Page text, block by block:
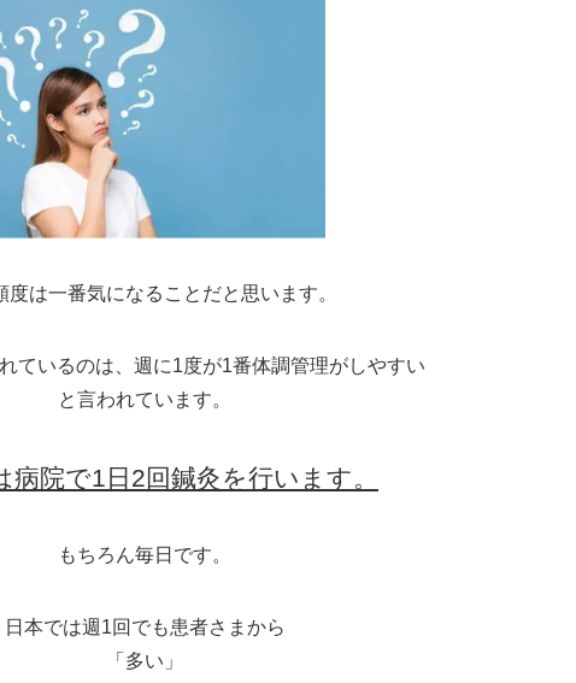
度は一番気になることだと思います。
ているのは、週に1度が1番体調管理がしやすい
と言われています。
病院で1日2回鍼灸を行います。
もちろん毎日です。
日本では週1回でも患者さまから
「多い」